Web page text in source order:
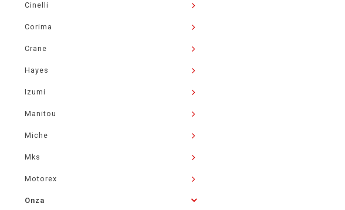
Cinelli
Corima
Crane
Hayes
Izumi
Manitou
Miche
Mks
Motorex
Onza